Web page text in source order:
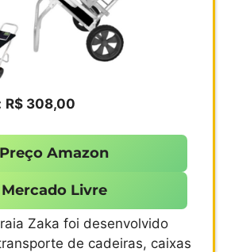
R$ 308,00
Preço Amazon
Mercado Livre
Zaka foi desenvolvido
de cadeiras, caixas